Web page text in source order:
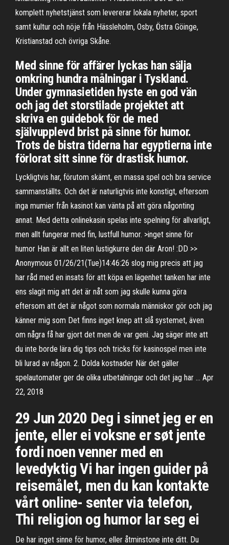
komplett nyhetstjänst som levererar lokala nyheter, sport
samt kultur och nöje från Hässleholm, Osby, Östra Göinge,
Kristianstad och övriga Skåne.
Med sinne för affärer lyckas han sälja
omkring hundra målningar i Tyskland.
Under gymnasietiden hyste en god vän
och jag det storstilade projektet att
skriva en guidebok för de med
självupplevd brist på sinne för humor.
Trots de bistra tiderna har egyptierna inte
förlorat sitt sinne för drastisk humor.
Lyckligtvis har, förutom skämt, en massa spel och bra service
sammanställts. Och det är naturligtvis inte konstigt, eftersom
inga mumier från kasinot kan vänta på att göra någonting
annat. Med detta onlinekasin spelas inte spelning för allvarligt,
men allt fungerar med fin, lustfull humor. >inget sinne för
humor Han är allt en liten lustigkurre den där Aron! :DD >>
Anonymous 01/26/21(Tue)14:46:26 slog mig precis att jag
har råd med en insats för att köpa en lägenhet tanken har inte
ens slagit mig att det är nåt som jag skulle kunna göra
eftersom att det är något som normala människor gör och jag
känner mig som Det finns inget knep att slå systemet, även
om några få har gjort det men de var geni. Jag säger inte att
du inte borde lära dig tips och tricks för kasinospel men inte
bli lurad av någon. 2. Dolda kostnader När det gäller
spelautomater ger de olika utbetalningar och det jag har … Apr
22, 2018
29 Jun 2020 Deg i sinnet jeg er en
jente, eller ei voksne er søt jente
fordi noen venner med en
levedyktig Vi har ingen guider på
reisemålet, men du kan kontakte
vårt online- senter via telefon,
Thi religion og humor lar seg ei
De har inget sinne för humor, eller åtminstone inte ditt. Du